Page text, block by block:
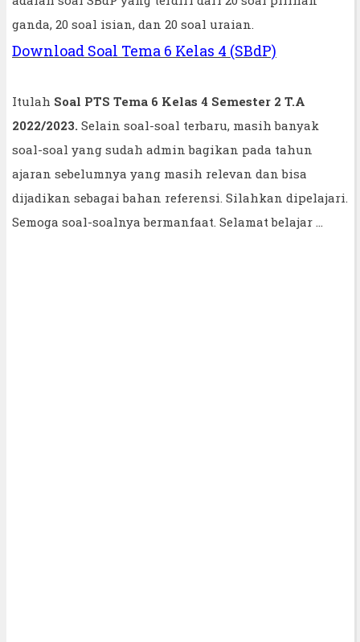
ganda, 20 soal isian, dan 20 soal uraian.
Download Soal Tema 6 Kelas 4 (SBdP)
Itulah Soal PTS Tema 6 Kelas 4 Semester 2 T.A
2022/2023. Selain soal-soal terbaru, masih banyak
soal-soal yang sudah admin bagikan pada tahun
ajaran sebelumnya yang masih relevan dan bisa
dijadikan sebagai bahan referensi. Silahkan dipelajari.
Semoga soal-soalnya bermanfaat. Selamat belajar ...